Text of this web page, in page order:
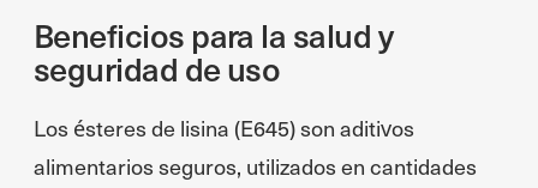
Beneficios para la salud y
seguridad de uso
Los ésteres de lisina (E645) son aditivos
alimentarios seguros, utilizados en cantidades